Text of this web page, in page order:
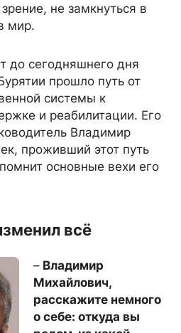
не замкнуться в
мир.
до сегодняшнего дня
прошло путь от
системы к
и реабилитации. Его
Владимир
проживший этот путь
основные вехи его
всё
– Владимир
Михайлович,
расскажите немного
о себе: откуда вы